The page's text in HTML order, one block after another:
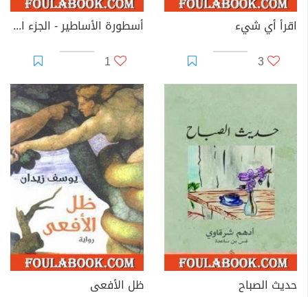
اقرأ أي شيء
3
أسطورة الأساطير - الجزء الثاني - سلسلة ما وراء الطبيعة
1
حديث الصباح
ظل الأفعى